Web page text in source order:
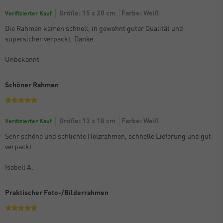
Verifizierter Kauf Größe: 15 x 20 cm
Farbe: Weiß
Die Rahmen kamen schnell, in gewohnt guter Qualität und
supersicher verpackt. Danke.
Unbekannt
Schöner Rahmen
Verifizierter Kauf Größe: 13 x 18 cm
Farbe: Weiß
Sehr schöne und schlichte Holzrahmen, schnelle Lieferung und gut
verpackt.
Isabell A.
Praktischer Foto-/Bilderrahmen